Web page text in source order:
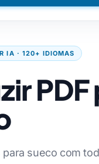
IA · 120+ IDIOMAS
PDF
para sueco com